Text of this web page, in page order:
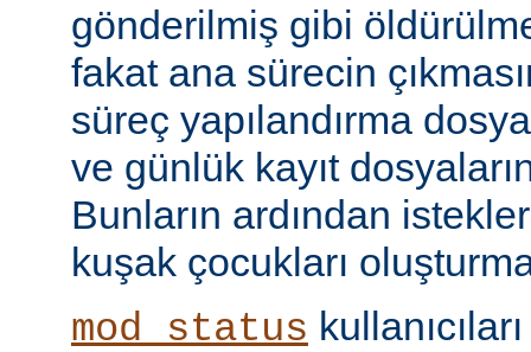
gönderilmiş gibi
fakat ana sürecin
süreç yapılandırma
ve günlük kayıt
Bunların ardından
kuşak çocukları
mod_status